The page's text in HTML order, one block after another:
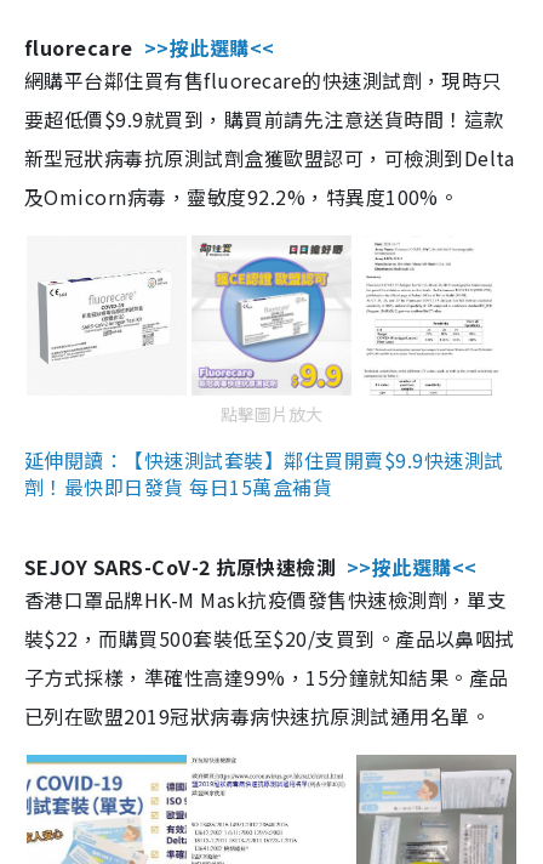
fluorecare >>按此選購<<
網購平台鄰住買有售fluorecare的快速測試劑，現時只
要超低價$9.9就買到，購買前請先注意送貨時間！這款
新型冠狀病毒抗原測試劑盒獲歐盟認可，可檢測到Delta
及Omicorn病毒，靈敏度92.2%，特異度100%。
點擊圖片放大
延伸閱讀：【快速測試套裝】鄰住買開賣$9.9快速測試
劑！最快即日發貨 每日15萬盒補貨
SEJOY SARS-CoV-2 抗原快速檢測 >>按此選購<<
香港口罩品牌HK-M Mask抗疫價發售快速檢測劑，單支
裝$22，而購買500套裝低至$20/支買到。產品以鼻咽拭
子方式採樣，準確性高達99%，15分鐘就知結果。產品
已列在歐盟2019冠狀病毒病快速抗原測試通用名單。